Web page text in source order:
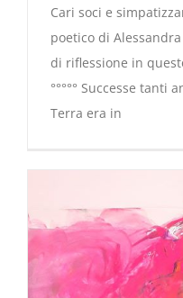
Cari soci e
poetico di
di riflessione in
°°°°° Successe tanti
Terra era in